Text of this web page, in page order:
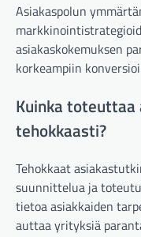
Asiakaspolun
asiakaskokemuksen
korkeampiin
Kuinka
tehokkaasti?
Tehokkaat
suunnittelua ja
tietoa asiakkaiden
auttaa yrityksiä